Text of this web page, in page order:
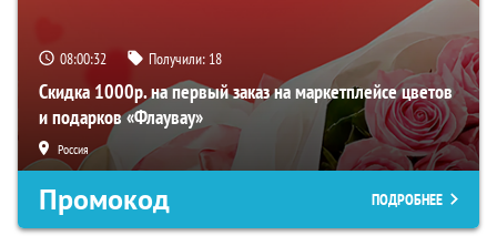
08:00:31 Получили: 18
Скидка 1000р. на первый заказ на маркетплейсе цветов
и подарков «Флаувау»
Россия
Промокод ПОДРОБНЕЕ